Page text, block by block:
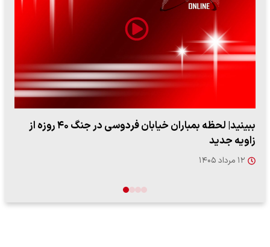
ببینید| ویدئویی جدید از لحظه زلزله ۷.۱ ریشتری
"کوماموتو" ژاپن ۹ روز…
۱۶ مرداد ۱۴۰۵